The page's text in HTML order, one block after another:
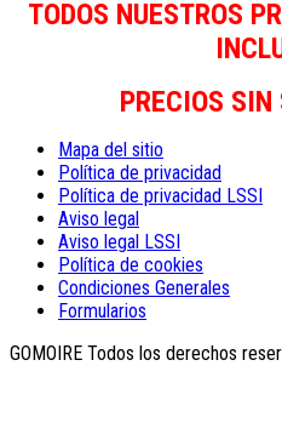
TODOS NUESTROS
PRECIOS SIN
Mapa del sitio
Política de privacidad
Política de privacidad LSSI
Aviso legal
Aviso legal LSSI
Política de cookies
Condiciones Generales
Formularios
GOMOIRE Todos los derechos